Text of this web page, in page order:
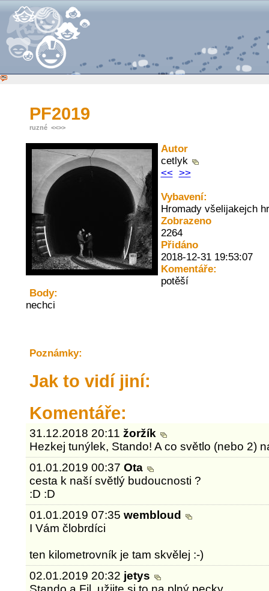
PF2019
ruzné <<>>
Autor
cetlyk
<< >>
Vybavení:
Hromady všelijakejch
Zobrazeno
2264
Přidáno
2018-12-31 19:53:07
Komentáře:
potěší
Body:
nechci
Poznámky:
Jak to vidí jiní:
Komentáře:
31.12.2018 20:11žoržík
Hezkej tunýlek, Stando! A co světlo (nebo 2)
01.01.2019 00:37Ota
cesta k naší světlý budoucnosti ?
:D :D
01.01.2019 07:35wembloud
I Vám člobrdíci
ten kilometrovník je tam skvělej :-)
02.01.2019 20:32 jetys